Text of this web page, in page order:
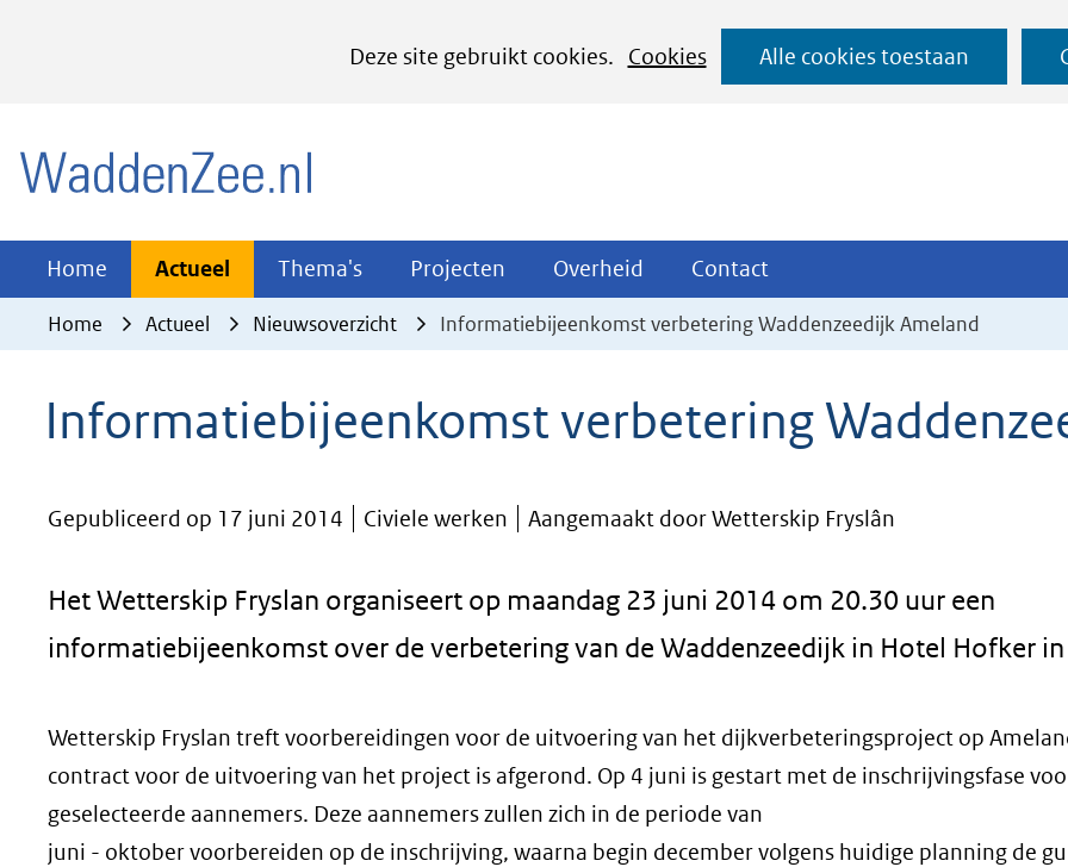
Deze site gebruikt cookies.
Cookies
het
cookies
website
worden
Alle cookies toestaan
Ga
naar
Home Actueel Actueel
Uitklappen
Thema's Thema's
Uitklappen
Projecten Projecten
Uitklappen
Overheid Overheid
Uitklappen
Contact
Uitklappen
Home Actueel Nieuwsoverzicht Informatiebijeenkomst verbetering Waddenzeedijk Ameland
Informatiebijeenkomst verbetering
Gepubliceerd op 17 juni 2014 Civiele werken Aangemaakt door Wetterskip Fryslân
Het Wetterskip Fryslan organiseert op maandag 23 juni 2014 om 20.30 uur een
informatiebijeenkomst over de verbetering van de Waddenzeedijk in Hotel Hofker in
Wetterskip Fryslan treft voorbereidingen voor de uitvoering van het dijkverbeteringsproject op
contract voor de uitvoering van het project is afgerond. Op 4 juni is gestart met de inschrijvingsfase
geselecteerde aannemers. Deze aannemers zullen zich in de periode van
juni - oktober voorbereiden op de inschrijving, waarna begin december volgens huidige planning de